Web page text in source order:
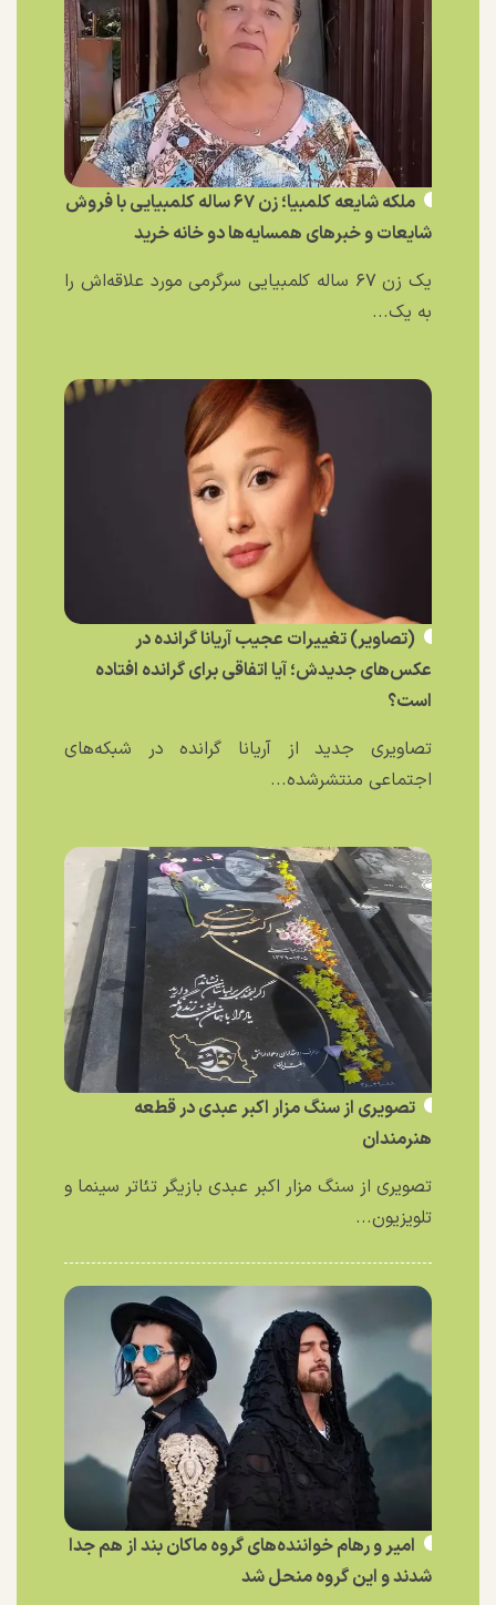
ملکه شایعه کلمبیا؛ زن ۶۷ ساله کلمبیایی با فروش
شایعات و خبر‌های همسایه‌ها دو خانه خرید
یک زن ۶۷ ساله کلمبیایی سرگرمی مورد علاقه‌اش را
به یک...
(تصاویر) تغییرات عجیب آریانا گرانده در
عکس‌های جدیدش؛ آیا اتفاقی برای گرانده افتاده
است؟
تصاویری جدید از آریانا گرانده در شبکه‌های
اجتماعی منتشرشده...
تصویری از سنگ مزار اکبر عبدی در قطعه
هنرمندان
تصویری از سنگ مزار اکبر عبدی بازیگر تئاتر سینما و
تلویزیون...
امیر و رهام خواننده‌های گروه ماکان بند از هم جدا
شدند و این گروه منحل شد